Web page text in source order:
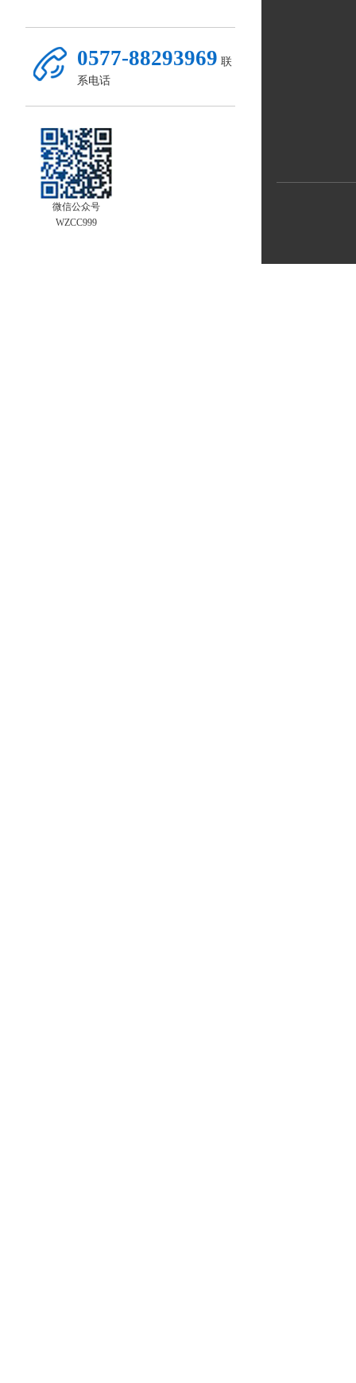
0577-88293969 联
系电话
微信公众号
WZCC999